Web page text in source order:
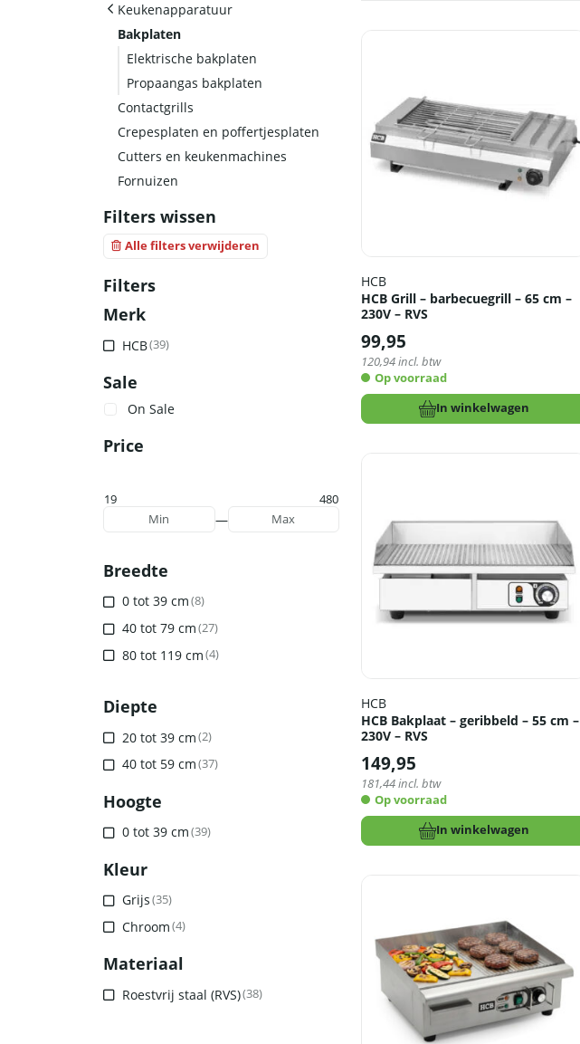
Keukenapparatuur
Bakplaten
Elektrische bakplaten
Propaangas bakplaten
Contactgrills
Crepesplaten en poffertjesplaten
Cutters en keukenmachines
Fornuizen
Filters wissen
Alle filters verwijderen
Filters
Merk
HCB(39)
Sale
On Sale
Price
—
19 480
Breedte
0 tot 39 cm(8)
40 tot 79 cm(27)
80 tot 119 cm(4)
Diepte
20 tot 39 cm(2)
40 tot 59 cm(37)
Hoogte
0 tot 39 cm(39)
Kleur
Grijs(35)
Chroom(4)
Materiaal
Roestvrij staal (RVS)(38)
HCB
HCB Grill – barbecuegrill – 65 cm –
230V – RVS
99,95
120,94incl. btw
Op voorraad
In winkelwagen
HCB
HCB Bakplaat – geribbeld – 55 cm –
230V – RVS
149,95
181,44incl. btw
Op voorraad
In winkelwagen